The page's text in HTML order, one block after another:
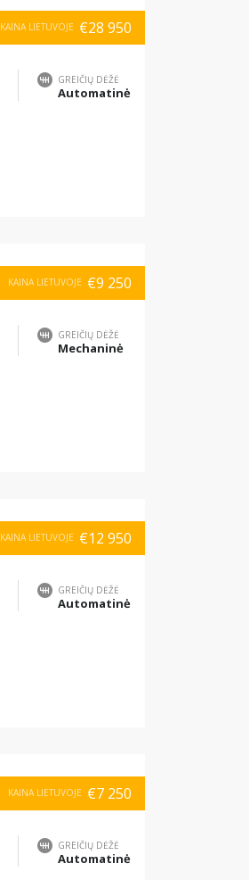
KAINA LIETUVOJE €28 950
GREIČIŲ DĖŽĖ
Automatinė
KAINA LIETUVOJE €9 250
GREIČIŲ DĖŽĖ
Mechaninė
KAINA LIETUVOJE €12 950
GREIČIŲ DĖŽĖ
Automatinė
KAINA LIETUVOJE €7 250
GREIČIŲ DĖŽĖ
Automatinė